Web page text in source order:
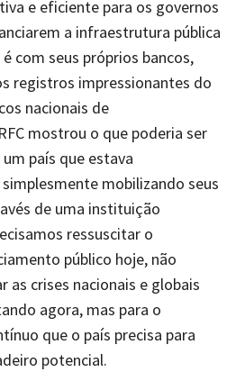
e eficiente para os governos
a infraestrutura pública
com seus próprios bancos,
registros impressionantes do
nacionais de
mostrou o que poderia ser
país que estava
mobilizando seus
de uma instituição
ressuscitar o
público hoje, não
as crises nacionais e globais
agora, mas para o
que o país precisa para
potencial.